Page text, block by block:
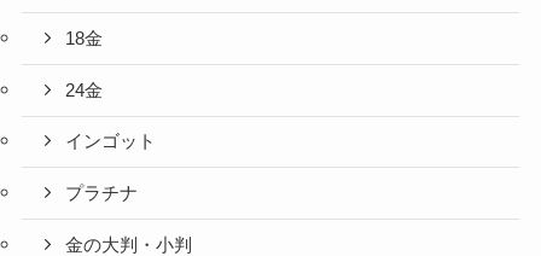
18金
24金
インゴット
プラチナ
金の大判・小判